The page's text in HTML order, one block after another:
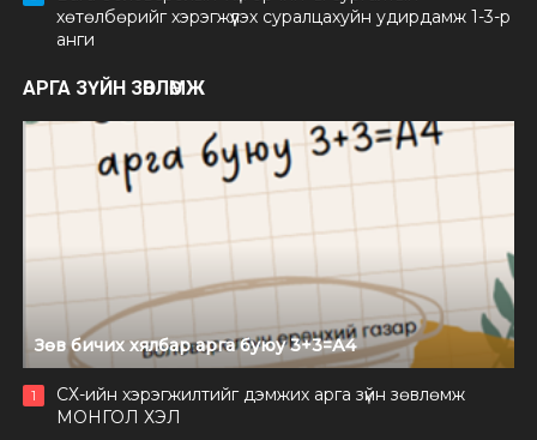
хөтөлбөрийг хэрэгжүүлэх суралцахуйн удирдамж 1-3-р
анги
АРГА ЗҮЙН ЗӨВЛӨМЖ
Зөв бичих хялбар арга буюу 3+3=А4
1
СХ-ийн хэрэгжилтийг дэмжих арга зүйн зөвлөмж
МОНГОЛ ХЭЛ